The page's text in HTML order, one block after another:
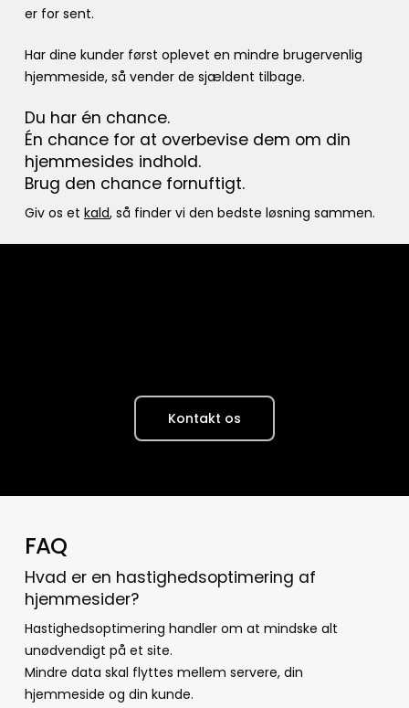
er for sent.
Har dine kunder først oplevet en mindre brugervenlig
hjemmeside, så vender de sjældent tilbage.
Du har én chance.
Én chance for at overbevise dem om din
hjemmesides indhold.
Brug den chance fornuftigt.
Giv os et kald, så finder vi den bedste løsning sammen.
Kontakt os
FAQ
Hvad er en hastighedsoptimering af
hjemmesider?
Hastighedsoptimering handler om at mindske alt
unødvendigt på et site.
Mindre data skal flyttes mellem servere, din
hjemmeside og din kunde.